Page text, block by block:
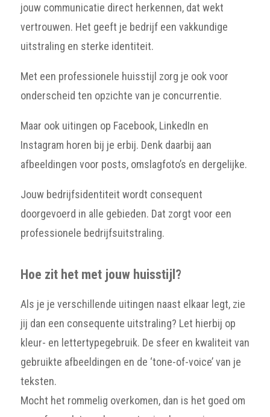
jouw communicatie direct herkennen, dat wekt
vertrouwen. Het geeft je bedrijf een vakkundige
uitstraling en sterke identiteit.
Met een professionele huisstijl zorg je ook voor
onderscheid ten opzichte van je concurrentie.
Maar ook uitingen op Facebook, LinkedIn en
Instagram horen bij je erbij. Denk daarbij aan
afbeeldingen voor posts, omslagfoto’s en dergelijke.
Jouw bedrijfsidentiteit wordt consequent
doorgevoerd in alle gebieden. Dat zorgt voor een
professionele bedrijfsuitstraling.
Hoe zit het met jouw huisstijl?
Als je je verschillende uitingen naast elkaar legt, zie
jij dan een consequente uitstraling? Let hierbij op
kleur- en lettertypegebruik. De sfeer en kwaliteit van
gebruikte afbeeldingen en de ‘tone-of-voice’ van je
teksten.
Mocht het rommelig overkomen, dan is het goed om